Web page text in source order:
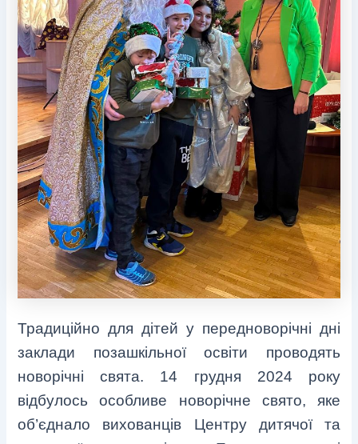
Традиційно для дітей у передноворічні дні
заклади позашкільної освіти проводять
новорічні свята. 14 грудня 2024 року
відбулось особливе новорічне свято, яке
об’єднало вихованців Центру дитячої та